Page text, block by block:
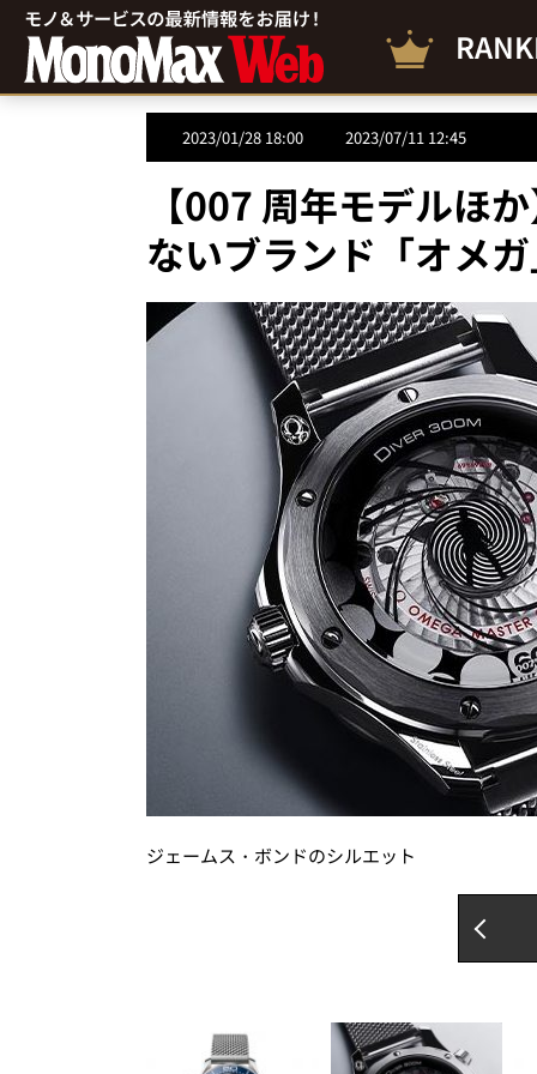
2023/01/28 18:00 2023/07/11 12:45
【007 周年モデルほ
ないブランド「オメ
ジェームス・ボンドのシルエット